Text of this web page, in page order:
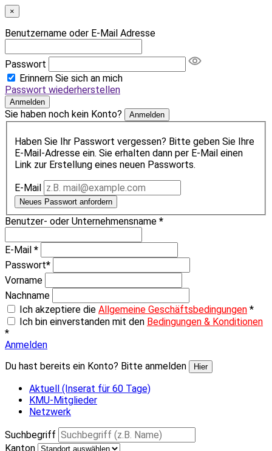
×
Benutzername oder E-Mail Adresse
Passwort
Erinnern Sie sich an mich
Passwort wiederherstellen
Anmelden
Sie haben noch kein Konto? Anmelden
Haben Sie Ihr Passwort vergessen? Bitte geben Sie Ihre
E-Mail-Adresse ein. Sie erhalten dann per E-Mail einen
Link zur Erstellung eines neuen Passworts.
E-Mail
Neues Passwort anfordern
Benutzer- oder Unternehmensname *
E-Mail *
Passwort*
Vorname
Nachname
Ich akzeptiere die Allgemeine Geschäftsbedingungen *
Ich bin einverstanden mit den Bedingungen & Konditionen
*
Anmelden
Du hast bereits ein Konto? Bitte anmelden
Hier
Aktuell (Inserat für 60 Tage)
KMU-Mitglieder
Netzwerk
Suchbegriff
Kanton